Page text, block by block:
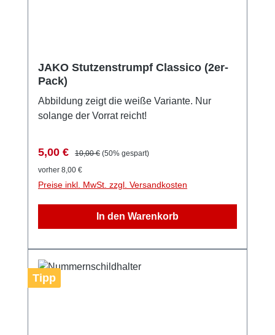
JAKO Stutzenstrumpf Classico (2er-
Pack)
Abbildung zeigt die weiße Variante. Nur
solange der Vorrat reicht!
Verkaufspreis:
5,00 € Regulärer Preis:
10,00 € (50% gespart)
vorher 8,00 €
Preise inkl. MwSt. zzgl. Versandkosten
In den Warenkorb
Tipp